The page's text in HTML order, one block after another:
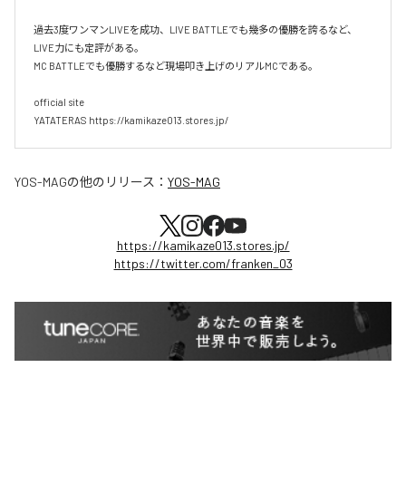
過去3度ワンマンLIVEを成功、LIVE BATTLEでも幾多の優勝を誇るなど、
LIVE力にも定評がある。
MC BATTLEでも優勝するなど現場叩き上げのリアルMCである。
official site
YATATERAS https://kamikaze013.stores.jp/
YOS-MAGの他のリリース： YOS-MAG
https://kamikaze013.stores.jp/
https://twitter.com/franken_03